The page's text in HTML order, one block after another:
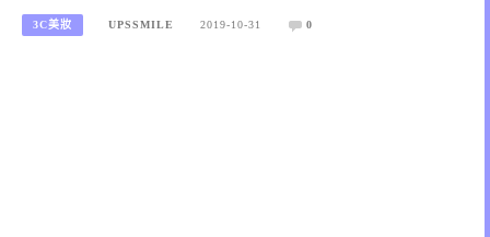
3C美妝 UPSSMILE 2019-10-31 0